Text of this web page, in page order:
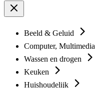
Beeld & Geluid
Computer,
Wassen en drogen
Keuken
Huishoudelijk